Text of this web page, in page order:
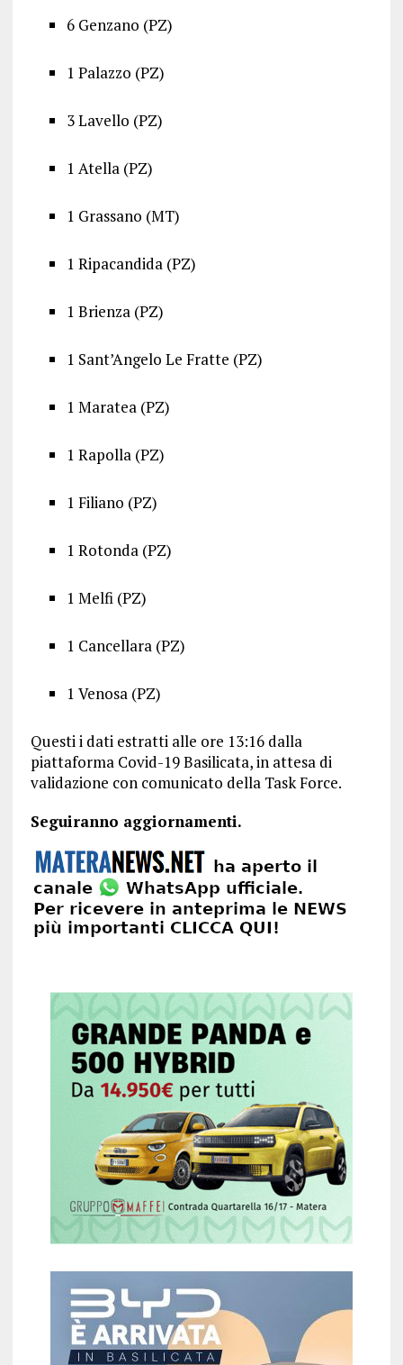
6 Genzano (PZ)
1 Palazzo (PZ)
3 Lavello (PZ)
1 Atella (PZ)
1 Grassano (MT)
1 Ripacandida (PZ)
1 Brienza (PZ)
1 Sant’Angelo Le Fratte (PZ)
1 Maratea (PZ)
1 Rapolla (PZ)
1 Filiano (PZ)
1 Rotonda (PZ)
1 Melfi (PZ)
1 Cancellara (PZ)
1 Venosa (PZ)
Questi i dati estratti alle ore 13:16 dalla
piattaforma Covid-19 Basilicata, in attesa di
validazione con comunicato della Task Force.
Seguiranno aggiornamenti.